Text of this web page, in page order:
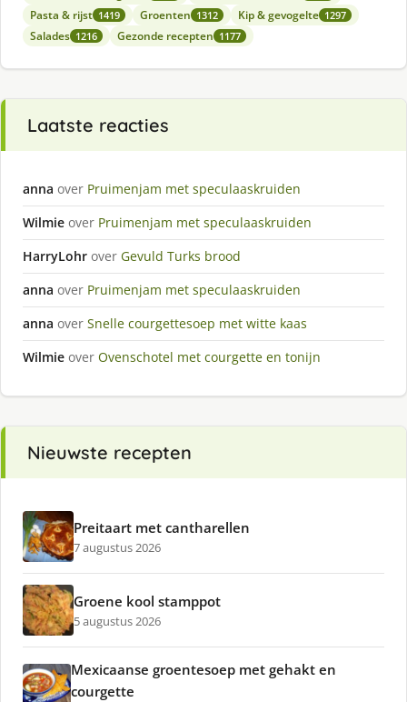
Pasta & rijst 1419 Groenten 1312 Kip & gevogelte 1297
Salades 1216 Gezonde recepten 1177
Laatste reacties
anna over Pruimenjam met speculaaskruiden
Wilmie over Pruimenjam met speculaaskruiden
HarryLohr over Gevuld Turks brood
anna over Pruimenjam met speculaaskruiden
anna over Snelle courgettesoep met witte kaas
Wilmie over Ovenschotel met courgette en tonijn
Nieuwste recepten
Preitaart met cantharellen
7 augustus 2026
Groene kool stamppot
5 augustus 2026
Mexicaanse groentesoep met gehakt en
courgette